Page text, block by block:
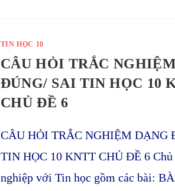
TIN HỌC 10
CÂU HỎI TRẮC
ĐÚNG/ SAI TIN HỌC 10
CHỦ ĐỀ 6
CÂU HỎI TRẮC NGHIỆM DẠNG
TIN HỌC 10 KNTT CHỦ ĐỀ 6 Chủ
nghiệp với Tin học gồm các bài: